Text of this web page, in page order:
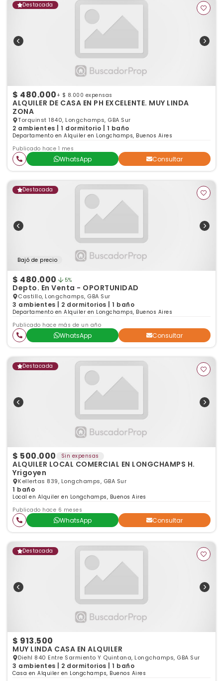
Destacada
$ 480.000 + $ 8.000 expensas
ALQUILER DE CASA EN PH EXCELENTE. MUY LINDA
ZONA
Torquinst 1840, Longchamps, GBA Sur
2 ambientes | 1 dormitorio | 1 baño
Departamento en Alquiler en Longchamps, Buenos Aires
Publicado hace 1 mes
WhatsApp Consultar
Destacada
Bajó de precio
$ 480.000 5%
Depto. En Venta - OPORTUNIDAD
Castillo, Longchamps, GBA Sur
3 ambientes | 2 dormitorios | 1 baño
Departamento en Alquiler en Longchamps, Buenos Aires
Publicado hace más de un año
WhatsApp Consultar
Destacada
$ 500.000 Sin expensas
ALQUILER LOCAL COMERCIAL EN LONGCHAMPS H.
Yrigoyen
Kellertas 839, Longchamps, GBA Sur
1 baño
Local en Alquiler en Longchamps, Buenos Aires
Publicado hace 6 meses
WhatsApp Consultar
Destacada
$ 913.500
MUY LINDA CASA EN ALQUILER
Diehl 840 Entre Sarmiento Y Quintana, Longchamps, GBA Sur
3 ambientes | 2 dormitorios | 1 baño
Casa en Alquiler en Longchamps, Buenos Aires